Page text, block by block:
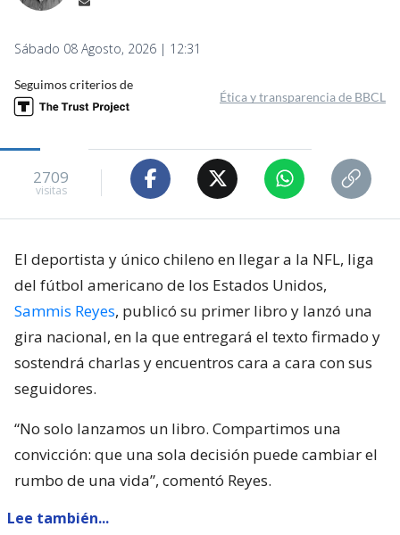
Sábado 08 Agosto, 2026 | 12:31
Seguimos criterios de
Ética y transparencia de BBCL
2709
visitas
El deportista y único chileno en llegar a la NFL, liga
del fútbol americano de los Estados Unidos,
Sammis Reyes, publicó su primer libro y lanzó una
gira nacional, en la que entregará el texto firmado y
sostendrá charlas y encuentros cara a cara con sus
seguidores.
“No solo lanzamos un libro. Compartimos una
convicción: que una sola decisión puede cambiar el
rumbo de una vida”, comentó Reyes.
Lee también...